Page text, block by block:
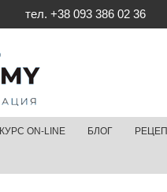
тел. +38 093 386 02 36
КУРС ON-LINE БЛОГ